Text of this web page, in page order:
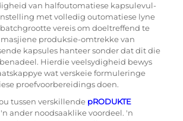
van halfoutomatiese kapsulevul-
met volledig outomatiese lyne
vereis om doeltreffend te
produksie-omtrekke van
kapsules hanteer sonder dat dit die
Hierdie veelsydigheid bewys
wat verskeie formuleringe
proefvoorbereidings doen.
tussen verskillende pRODUKTE
ander noodsaaklike voordeel. 'n